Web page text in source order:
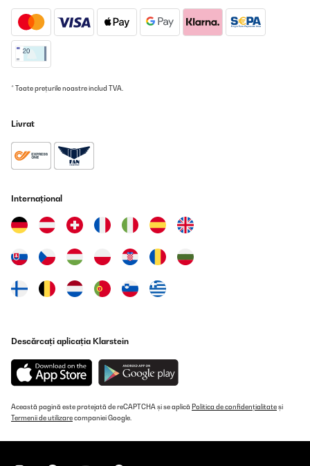
* Toate prețurile noastre includ TVA.
Livrat
Internațional
Descărcați aplicația Klarstein
Această pagină este protejată de reCAPTCHA și se aplică Politica de confidențialitateși
Termenii de utilizarecompaniei Google.